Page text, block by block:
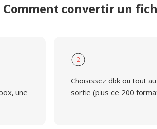
Comment convertir un
une
2
Choisissez dbk ou tout
sortie (plus de 200